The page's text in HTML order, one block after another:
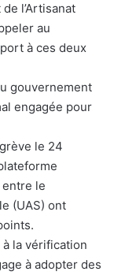
l’Artisanat
au
à ces deux
gouvernement
engagée pour
le 24
le
(UAS) ont
la vérification
à adopter des